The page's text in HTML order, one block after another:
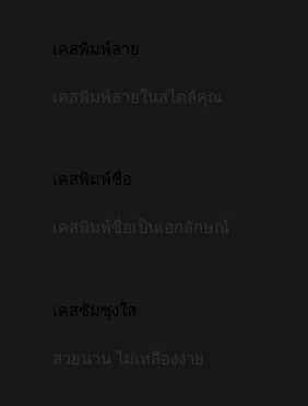
เคสพิมพ์ลาย
เคสพิมพ์ชื่อ
เคสซัมซุงใส